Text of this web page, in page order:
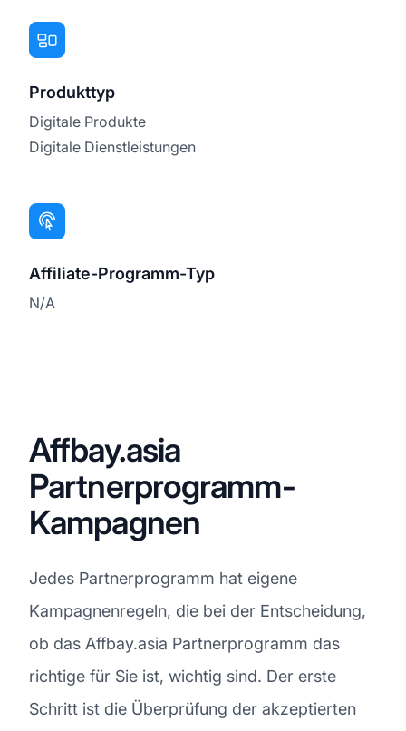
Produkttyp
Digitale Produkte
Digitale Dienstleistungen
Affiliate-Programm-Typ
N/A
Affbay.asia
Partnerprogramm-
Kampagnen
Jedes Partnerprogramm hat eigene
Kampagnenregeln, die bei der Entscheidung,
ob das Affbay.asia Partnerprogramm das
richtige für Sie ist, wichtig sind. Der erste
Schritt ist die Überprüfung der akzeptierten